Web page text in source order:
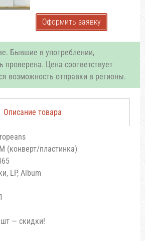
Оформить заявку
Бывшие в употреблении,
проверена. Цена соответствует
возможность отправки в регионы.
Описание товара
(конверт/пластинка)
LP, Album
— скидки!